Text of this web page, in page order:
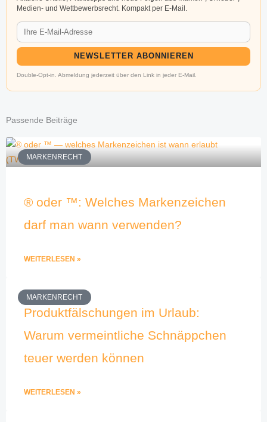
Medien- und Wettbewerbsrecht. Kompakt per E-Mail.
NEWSLETTER ABONNIEREN
Double-Opt-in. Abmeldung jederzeit über den Link in jeder E-Mail.
Passende Beiträge
MARKENRECHT
® oder ™: Welches Markenzeichen
darf man wann verwenden?
WEITERLESEN »
MARKENRECHT
Produktfälschungen im Urlaub:
Warum vermeintliche Schnäppchen
teuer werden können
WEITERLESEN »